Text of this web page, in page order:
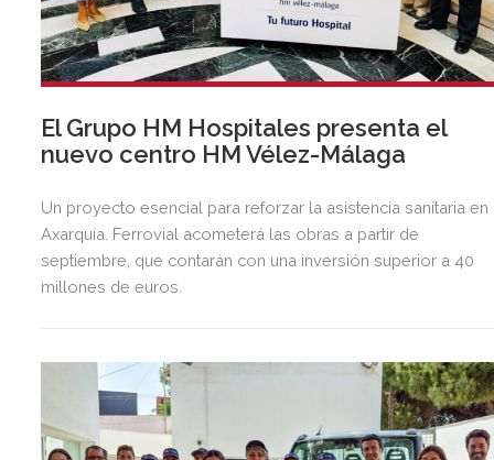
El Grupo HM Hospitales presenta el
nuevo centro HM Vélez-Málaga
Un proyecto esencial para reforzar la asistencia sanitaria en
Axarquía. Ferrovial acometerá las obras a partir de
septiembre, que contarán con una inversión superior a 40
millones de euros.